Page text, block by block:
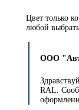
Цвет только
любой
ООО
RAL.